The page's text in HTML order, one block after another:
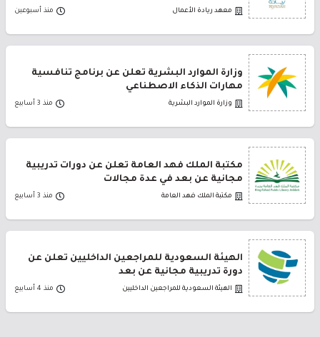
معهد ريادة الأعمال منذ أسبوعين
وزارة الموارد البشرية تعلن عن برنامج تنافسية
مهارات الذكاء الاصطناعي
وزارة الموارد البشرية منذ 3 أسابيع
مكتبة الملك فهد العامة تعلن عن دورات تدريبية
مجانية عن بعد في عدة مجالات
مكتبة الملك فهد العامة منذ 3 أسابيع
الهيئة السعودية للمراجعين الداخليين تعلن عن
دورة تدريبية مجانية عن بعد
الهيئة السعودية للمراجعين الداخليين منذ 4 أسابيع